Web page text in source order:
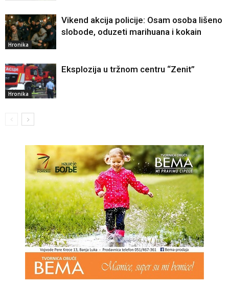
Hronika
Vikend akcija policije: Osam osoba lišeno
slobode, oduzeti marihuana i kokain
Hronika
Eksplozija u tržnom centru “Zenit”